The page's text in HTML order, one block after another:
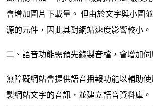
會增加圖片下載量。 但由於文字與小圖
源的元件，因此其對網站速度影響較小。
二、語音功能需預先錄製音檔，會增加
無障礙網站會提供語音播報功能以輔助
製網站文字的音訊，並建立語音資料庫